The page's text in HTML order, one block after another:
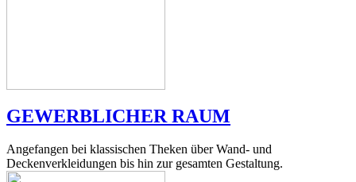
GEWERBLICHER RAUM
Angefangen bei klassischen Theken über Wand- und
Deckenverkleidungen bis hin zur gesamten Gestaltung.